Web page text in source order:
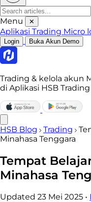
Menu ✕
Aplikasi Trading Micro
Login Buka Akun Demo
Trading & kelola akun
di Aplikasi HSB Trading
HSB Blog Trading
Minahasa Tenggara
Tempat
Minahasa
Updated 23 Mei 2025 •